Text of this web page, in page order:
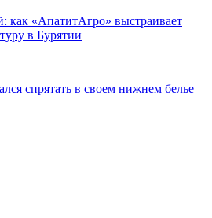
как «АпатитАгро» выстраивает
в Бурятии
спрятать в своем нижнем белье